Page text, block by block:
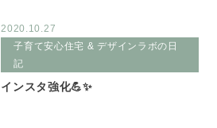
2020.10.27
子育て安心住宅 & デザインラボの日
記
インスタ強化💪✨